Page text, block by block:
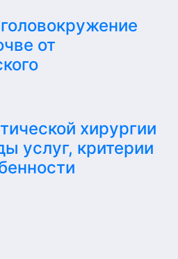
от
хирургии
услуг, критерии